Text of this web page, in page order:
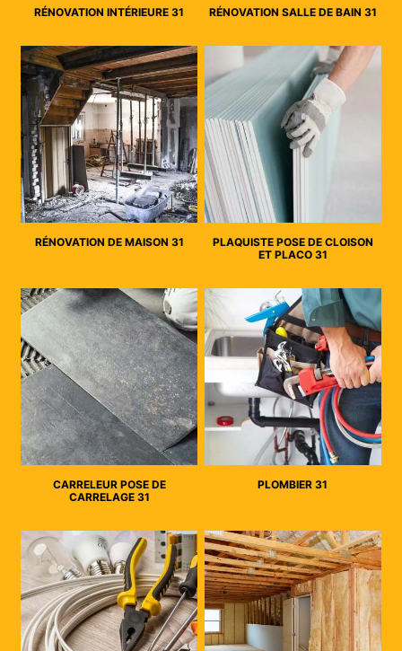
RÉNOVATION INTÉRIEURE 31 RÉNOVATION SALLE DE BAIN 31
RÉNOVATION DE MAISON 31
PLAQUISTE POSE DE CLOISON
ET PLACO 31
CARRELEUR POSE DE
CARRELAGE 31
PLOMBIER 31